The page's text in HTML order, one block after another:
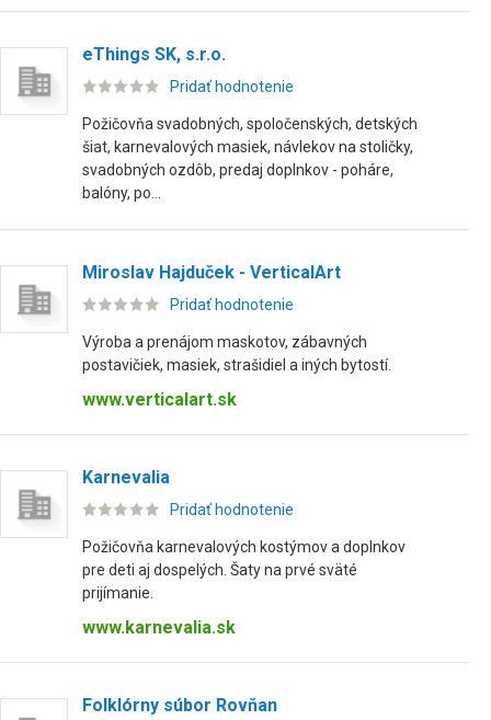
eThings SK, s.r.o.
Pridať hodnotenie
Požičovňa svadobných, spoločenských, detských
šiat, karnevalových masiek, návlekov na stoličky,
svadobných ozdôb, predaj doplnkov - poháre,
balóny, po...
Miroslav Hajduček - VerticalArt
Pridať hodnotenie
Výroba a prenájom maskotov, zábavných
postavičiek, masiek, strašidiel a iných bytostí.
www.verticalart.sk
Karnevalia
Pridať hodnotenie
Požičovňa karnevalových kostýmov a doplnkov
pre deti aj dospelých. Šaty na prvé sväté
prijímanie.
www.karnevalia.sk
Folklórny súbor Rovňan